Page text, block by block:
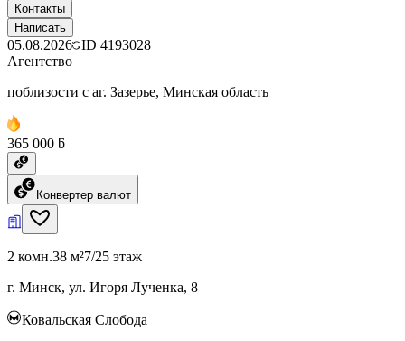
Контакты
Написать
05.08.2026 ID 4193028
Агентство
поблизости с аг. Зазерье, Минская область
365 000 ƃ
Конвертер валют
2 комн.38 м²7/25 этаж
г. Минск, ул. Игоря Лученка, 8
Ковальская Слобода